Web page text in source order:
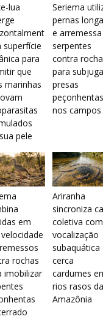
lua
superfície
para
que
marinhas
pele
Seriema
pernas
e arremessa
serpentes
contra
para
presas
peçonhentas
nos campos
em
rochas
imobilizar
Ariranha
sincroniza
coletiva com
vocalização
subaquática
cerca
cardumes
rios rasos da
Amazônia